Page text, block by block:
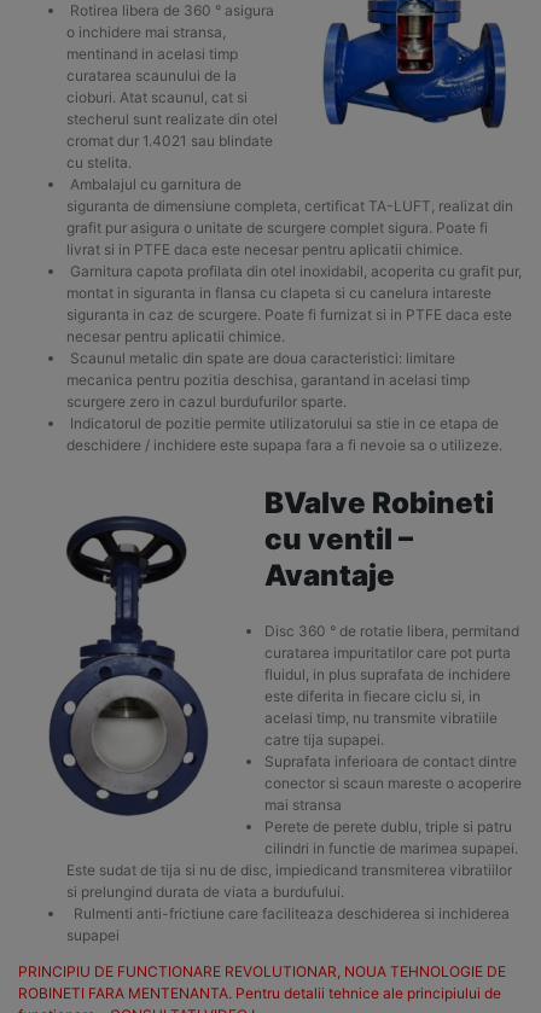
Rotirea libera de 360 ​​° asigura
o inchidere mai stransa,
mentinand in acelasi timp
curatarea scaunului de la
cioburi. Atat scaunul, cat si
stecherul sunt realizate din otel
cromat dur 1.4021 sau blindate
cu stelita.
Ambalajul cu garnitura de
siguranta de dimensiune completa, certificat TA-LUFT, realizat din
grafit pur asigura o unitate de scurgere complet sigura. Poate fi
livrat si in PTFE daca este necesar pentru aplicatii chimice.
Garnitura capota profilata din otel inoxidabil, acoperita cu grafit pur,
montat in siguranta in flansa cu clapeta si cu canelura intareste
siguranta in caz de scurgere. Poate fi furnizat si in PTFE daca este
necesar pentru aplicatii chimice.
Scaunul metalic din spate are doua caracteristici: limitare
mecanica pentru pozitia deschisa, garantand in acelasi timp
scurgere zero in cazul burdufurilor sparte.
Indicatorul de pozitie permite utilizatorului sa stie in ce etapa de
deschidere / inchidere este supapa fara a fi nevoie sa o utilizeze.
BValve Robineti
cu ventil –
Avantaje
Disc 360 ° de rotatie libera, permitand
curatarea impuritatilor care pot purta
fluidul, in plus suprafata de inchidere
este diferita in fiecare ciclu si, in
acelasi timp, nu transmite vibratiile
catre tija supapei.
Suprafata inferioara de contact dintre
conector si scaun mareste o acoperire
mai stransa
Perete de perete dublu, triple si patru
cilindri in functie de marimea supapei.
Este sudat de tija si nu de disc, impiedicand transmiterea vibratiilor
si prelungind durata de viata a burdufului.
Rulmenti anti-frictiune care faciliteaza deschiderea si inchiderea
supapei
PRINCIPIU DE FUNCTIONARE REVOLUTIONAR, NOUA TEHNOLOGIE DE
ROBINETI FARA MENTENANTA. Pentru detalii tehnice ale principiului de